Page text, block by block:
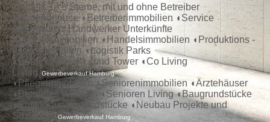
◖Hotels 1 - 5 Sterne, mit und ohne Betreiber
◖Bordinghouse ◖Betreiberimmobilien ◖Service
Apartments / Handwerker Unterkünfte
◖Logistikimmobilien ◖Handelsimmobilien ◖Produktions -
und Lagerhallen ◖Logistik Parks
◖Büroimmobilien - und Tower ◖Co Living
Living Gewerbeverkauf Hamburg
◖Pflegeimmobilien ◖Seniorenimmobilien ◖Ärztehäuser
◖Betreutes Wohnen◖Senioren Living◖Baugrundstücke
◖Entwicklungsgrundstücke ◖Neubau Projekte und
Sozialbau
Gewerbeverkauf Hamburg